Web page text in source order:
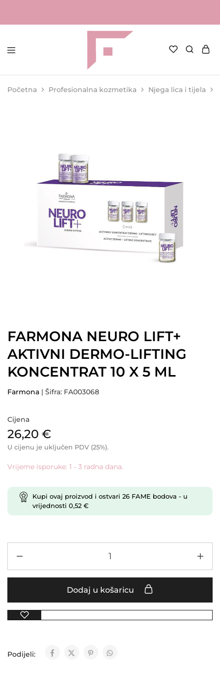
FAME
Profesionalna
za
kozmetičke
Početna Profesionalna kozmetika Njega lica i tijela
FARMONA NEURO LIFT+
AKTIVNI DERMO-LIFTING
KONCENTRAT 10 X 5 ML
Farmona | Šifra: FA003068
Cijena
26,20 €
U cijenu je uključen PDV (25%).
Vrijeme isporuke: 1 - 3 radna dana.
Kupi ovaj proizvod i ostvari 26 FAME bodova - u
vrijednosti 0,52 €
Dodaj u košaricu
Podijeli: